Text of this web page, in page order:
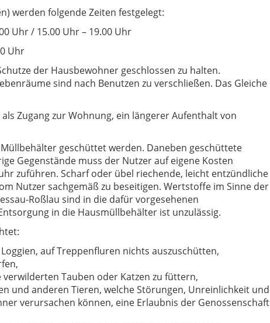
werden folgende Zeiten festgelegt:
Uhr / 15.00 Uhr – 19.00 Uhr
Uhr
der Hausbewohner geschlossen zu halten.
sind nach Benutzen zu verschließen. Das Gleiche
Zugang zur Wohnung, ein längerer Aufenthalt von
geschüttet werden. Daneben geschüttete
Gegen­stände muss der Nutzer auf eigene Kosten
zuführen. Scharf oder übel riechende, leicht entzünd­liche
Nutzer sachgemäß zu beseitigen. Wertstoffe im Sinne der
Roßlau sind in die dafür vorgesehenen
in die Hausmüllbehälter ist unzulässig.
auf Treppenfluren nichts auszuschütten,
Tauben oder Katzen zu füttern,
und anderen Tieren, welche Störungen, Unreinlichkeit und
verursachen können, eine Erlaubnis der Genossenschaft